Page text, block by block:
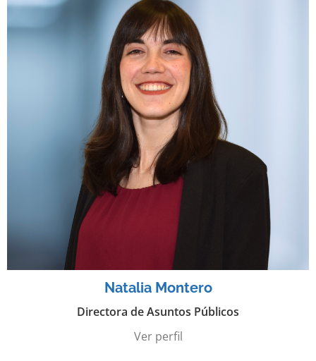
Natalia Montero
Directora de Asuntos Públicos
Ver perfil